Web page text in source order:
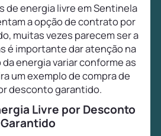
de energia livre em Sentinela
a opção de contrato por
muitas vezes parecem ser a
é importante dar atenção na
energia variar conforme as
um exemplo de compra de
desconto garantido.
Livre por Desconto
Garantido